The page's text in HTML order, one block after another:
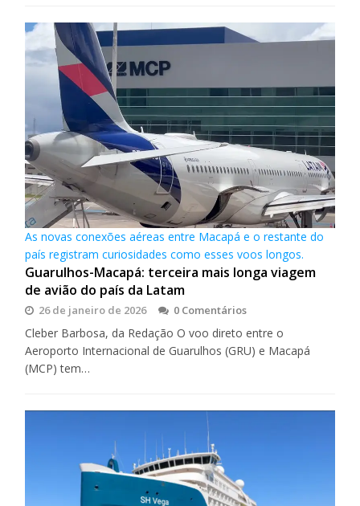
As novas conexões aéreas entre Macapá e o restante do
país registram curiosidades como esses voos longos.
Guarulhos-Macapá: terceira mais longa viagem
de avião do país da Latam
26 de janeiro de 2026 0 Comentários
Cleber Barbosa, da Redação O voo direto entre o
Aeroporto Internacional de Guarulhos (GRU) e Macapá
(MCP) tem…